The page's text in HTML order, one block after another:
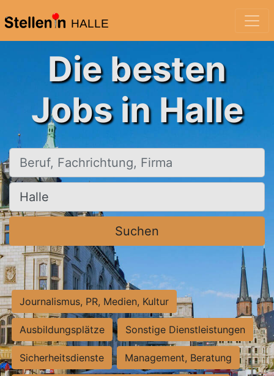
HALLE
Die besten
Jobs in Halle
Beruf, Fachrichtung, Firma
Ort, Stadt
Suchen
Journalismus, PR, Medien, Kultur
Ausbildungsplätze Sonstige Dienstleistungen
Sicherheitsdienste Management, Beratung